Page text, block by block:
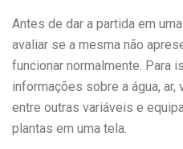
Antes de dar a partida em
avaliar se a mesma não
funcionar normalmente. Para
informações sobre a água, ar,
entre outras variáveis e
plantas em uma tela.